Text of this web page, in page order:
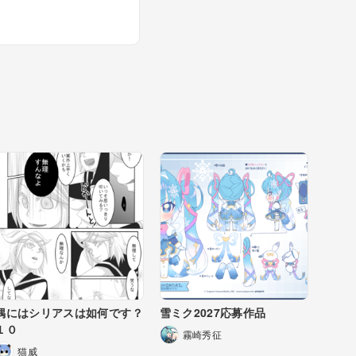
にはシリアスは如何です？
０
猫威
雪ミク2027応募作品
霧崎秀征